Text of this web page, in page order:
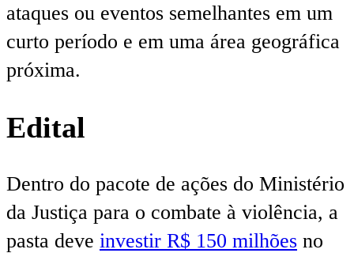
ataques ou eventos semelhantes em um
curto período e em uma área geográfica
próxima.
Edital
Dentro do pacote de ações do Ministério
da Justiça para o combate à violência, a
pasta deve investir R$ 150 milhões no